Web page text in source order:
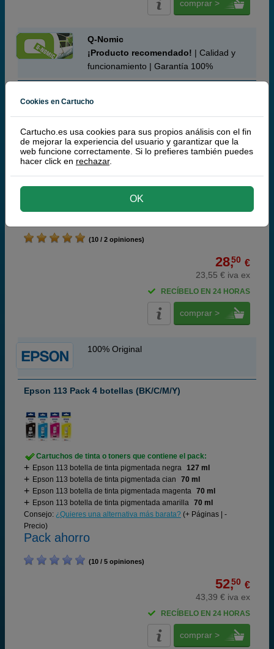
comprar >
Q-Nomic
¡Producto recomendado! | Calidad y
funcionamiento | Garantía 100%
Cartuchos de tinta o toners que contiene el pack:
Q-Nomic 113 botella de tinta pigmentada amarilla
Pack ahorro
(10 / 2 opiniones)
28,50 €
23,55 € iva ex
RECÍBELO EN 24 HORAS
comprar >
100% Original
Epson 113 Pack 4 botellas (BK/C/M/Y)
Cartuchos de tinta o toners que contiene el pack:
Epson 113 botella de tinta pigmentada negra 127 ml
Epson 113 botella de tinta pigmentada cian
70 ml
Epson 113 botella de tinta pigmentada magenta 70 ml
Epson 113 botella de tinta pigmentada amarilla 70 ml
Consejo: ¿Quieres una alternativa más barata? (+ Páginas | -
Precio)
Pack ahorro
(10 / 5 opiniones)
52,50 €
43,39 € iva ex
RECÍBELO EN 24 HORAS
comprar >
Cookies en Cartucho
Cartucho.es usa cookies para sus propios análisis con el fin
de mejorar la experiencia del usuario y garantizar que la
web funcione correctamente. Si lo prefieres también puedes
hacer click en rechazar.
OK